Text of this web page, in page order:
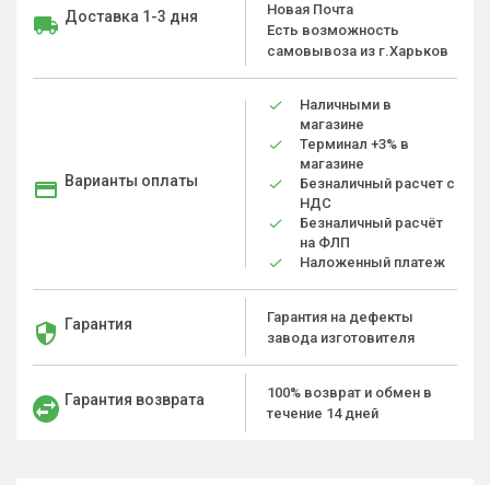
Доставка 1-3 дня
Новая Почта
Есть возможность
самовывоза из г.Харьков
Варианты оплаты
Наличными в
магазине
Терминал +3% в
магазине
Безналичный расчет с
НДС
Безналичный расчёт
на ФЛП
Наложенный платеж
Гарантия
Гарантия на дефекты
завода изготовителя
Гарантия возврата
100% возврат и обмен в
течение 14 дней